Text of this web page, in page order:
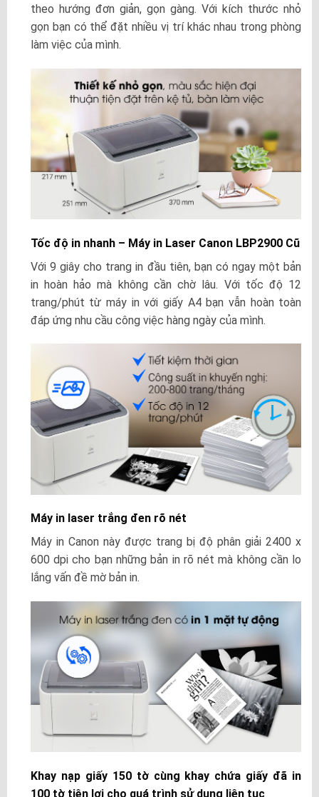
theo hướng đơn giản, gọn gàng. Với kích thước nhỏ
gọn bạn có thể đặt nhiều vị trí khác nhau trong phòng
làm việc của mình.
Tốc độ in nhanh – Máy in Laser Canon LBP2900 Cũ
Với 9 giây cho trang in đầu tiên, bạn có ngay một bản
in hoàn hảo mà không cần chờ lâu. Với tốc độ 12
trang/phút từ máy in với giấy A4 bạn vẫn hoàn toàn
đáp ứng nhu cầu công việc hàng ngày của mình.
Máy in laser trắng đen rõ nét
Máy in Canon này được trang bị độ phân giải 2400 x
600 dpi cho bạn những bản in rõ nét mà không cần lo
lắng vấn đề mờ bản in.
Khay nạp giấy 150 tờ cùng khay chứa giấy đã in
100 tờ tiện lợi cho quá trình sử dụng liên tục